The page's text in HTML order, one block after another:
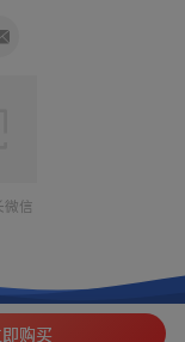
微信
购买